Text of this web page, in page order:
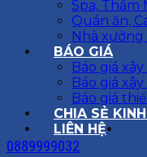
Spa, Thẩm
Quán ăn,
Nhà
BÁO GIÁ
Báo giá
Báo giá
Báo giá
CHIA SẺ
LIÊN HỆ
0889999032